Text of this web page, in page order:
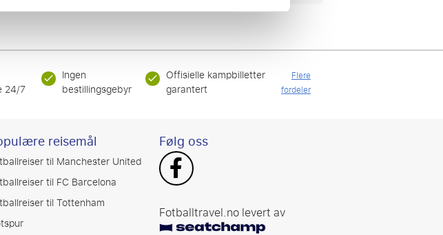
24/7
Ingen
bestillingsgebyr
Offisielle kampbilletter
garantert
Flere
fordeler
reisemål
til Manchester United
til FC Barcelona
til Tottenham
Følg oss
Fotballtravel.no levert av